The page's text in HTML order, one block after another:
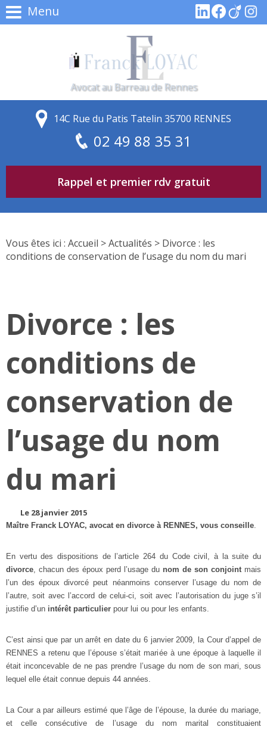
Menu
Avocat au Barreau de Rennes
14C Rue du Patis Tatelin 35700 RENNES
02 49 88 35 31
Rappel et premier rdv gratuit
Vous êtes ici : Accueil >Actualités > Divorce : les
conditions de conservation de l’usage du nom du mari
Divorce : les
conditions de
conservation de
l’usage du nom
du mari
Le 28 janvier 2015
Maître Franck LOYAC, avocat en divorce à RENNES, vous conseille.
En vertu des dispositions de l’article 264 du Code civil, à la suite du
divorce, chacun des époux perd l’usage du nom de son conjointmais
l’un des époux divorcé peut néanmoins conserver l’usage du nom de
l’autre, soit avec l’accord de celui-ci, soit avec l’autorisation du juge s’il
justifie d’un intérêt particulier pour lui ou pour les enfants.
C’est ainsi que par un arrêt en date du 6 janvier 2009, la Cour d’appel de
RENNES a retenu que l’épouse s’était mariée à une époque à laquelle il
était inconcevable de ne pas prendre l’usage du nom de son mari, sous
lequel elle était connue depuis 44 années.
La Cour a par ailleurs estimé que l’âge de l’épouse, la durée du mariage,
et celle consécutive de l’usage du nom marital constituaient